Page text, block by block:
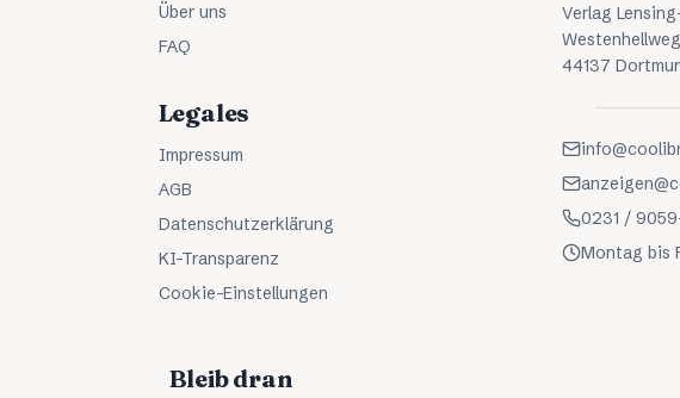
Über uns
FAQ
Legales
Impressum
AGB
Datenschutzerklärung
KI-Transparenz
Cookie-Einstellungen
Verlag
44137
0231 /
Montag bis
Bleib dran